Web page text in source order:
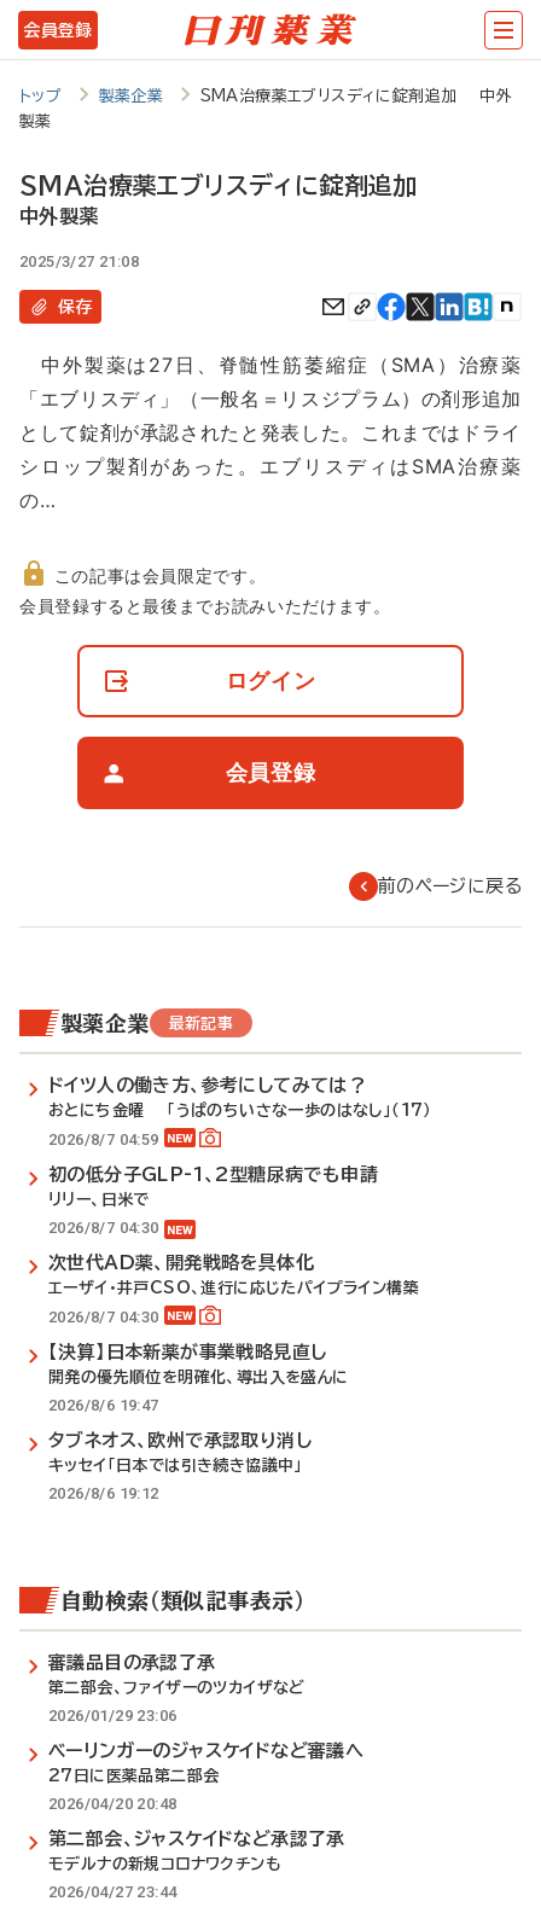
メ
イ
テ
ツ
に
会員登録
トップ 製薬企業
SMA治療薬エブリスディに錠剤追加 中外
製薬
SMA治療薬エブリスディに錠剤追加
中外製薬
2025/3/27 21:08
保存
中外製薬は27日、脊髄性筋萎縮症（SMA）治療薬
「エブリスディ」（一般名＝リスジプラム）の剤形追加
として錠剤が承認されたと発表した。これまではドライ
シロップ製剤があった。エブリスディはSMA治療薬
の…
非
この記事は会員限定です。
会員登録すると最後までお読みいただけます。
ログイン
会員登録
前のページに戻る
製薬企業 最新記事
ドイツ人の働き方、参考にしてみては？
おとにち金曜 「うぱのちいさな一歩のはなし」（17）
2026/8/7 04:59
初の低分子GLP-1、2型糖尿病でも申請
リリー、日米で
2026/8/7 04:30
次世代AD薬、開発戦略を具体化
エーザイ・井戸CSO、進行に応じたパイプライン構築
2026/8/7 04:30
【決算】日本新薬が事業戦略見直し
開発の優先順位を明確化、導出入を盛んに
2026/8/6 19:47
タブネオス、欧州で承認取り消し
キッセイ「日本では引き続き協議中」
2026/8/6 19:12
自動検索（類似記事表示）
審議品目の承認了承
第二部会、ファイザーのツカイザなど
2026/01/29 23:06
ベーリンガーのジャスケイドなど審議へ
27日に医薬品第二部会
2026/04/20 20:48
第二部会、ジャスケイドなど承認了承
モデルナの新規コロナワクチンも
2026/04/27 23:44